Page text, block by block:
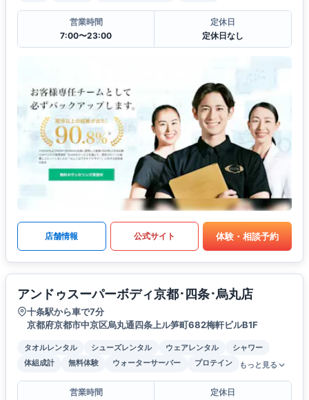
営業時間
7:00〜23:00
定休日
定休日なし
店舗情報 公式サイト 体験・相談予約
アンドゥスーパーボディ京都･四条･烏丸店
十条駅から車で7分
京都府京都市中京区烏丸通四条上ル笋町682梅軒ビルB1F
タオルレンタル シューズレンタル ウェアレンタル
シャワー
体組成計
無料体験 ウォーターサーバー プロテイン もっと見る
営業時間
定休日